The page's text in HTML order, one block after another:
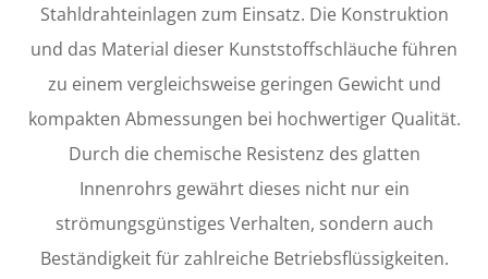
Stahldrahteinlagen zum Einsatz. Die Konstruktion
und das Material dieser Kunststoffschläuche führen
zu einem vergleichsweise geringen Gewicht und
kompakten Abmessungen bei hochwertiger Qualität.
Durch die chemische Resistenz des glatten
Innenrohrs gewährt dieses nicht nur ein
strömungsgünstiges Verhalten, sondern auch
Beständigkeit für zahlreiche Betriebsflüssigkeiten.